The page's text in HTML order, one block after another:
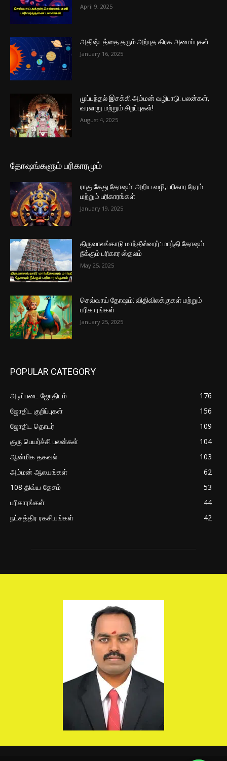
April 9, 2025
அதிஷ்டத்தை தரும் அற்புத கிரக அமைப்புகள்
January 16, 2025
முப்பந்தல் இசக்கி அம்மன் வழிபாடு: பலன்கள்,
வரலாறு மற்றும் சிறப்புகள்!
August 4, 2025
தோஷங்களும் பரிகாரமும்
ராகு கேது தோஷம்: அறிய வழி, பரிகார நேரம்
மற்றும் பரிகாரங்கள்
January 19, 2025
திருவாலங்காடு மாந்தீஸ்வரர்: மாந்தி தோஷம்
நீக்கும் பரிகார ஸ்தலம்
May 25, 2025
செவ்வாய் தோஷம்: விதிவிலக்குகள் மற்றும்
பரிகாரங்கள்
January 25, 2025
POPULAR CATEGORY
அடிப்படை ஜோதிடம்
176
ஜோதிட குறிப்புகள்
156
ஜோதிட தொடர்
109
குரு பெயர்ச்சி பலன்கள்
104
ஆன்மிக தகவல்
103
அம்மன் ஆலயங்கள்
62
108 திவ்ய தேசம்
53
பரிகாரங்கள்
44
நட்சத்திர ரகசியங்கள்
42